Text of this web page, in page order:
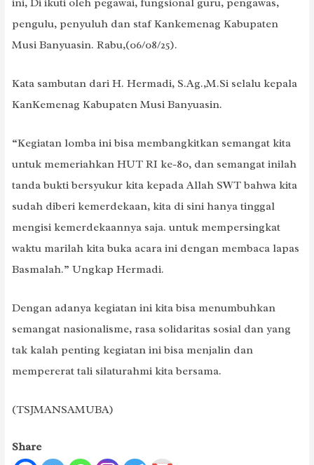
pengulu, penyuluh dan staf Kankemenag Kabupaten
Musi Banyuasin. Rabu,(06/08/25).
Kata sambutan dari H. Hermadi, S.Ag.,M.Si selalu kepala
KanKemenag Kabupaten Musi Banyuasin.
“Kegiatan lomba ini bisa membangkitkan semangat kita
untuk memeriahkan HUT RI ke-80, dan semangat inilah
tanda bukti bersyukur kita kepada Allah SWT bahwa kita
sudah diberi kemerdekaan, kita di sini hanya tinggal
mengisi kemerdekaannya saja. untuk mempersingkat
waktu marilah kita buka acara ini dengan membaca lapas
Basmalah.” Ungkap Hermadi.
Dengan adanya kegiatan ini kita bisa menumbuhkan
semangat nasionalisme, rasa solidaritas sosial dan yang
tak kalah penting kegiatan ini bisa menjalin dan
mempererat tali silaturahmi kita bersama.
(TSJMANSAMUBA)
Share